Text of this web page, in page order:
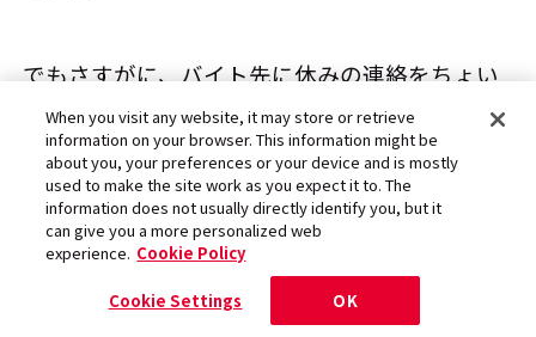
でもさすがに、バイト先に休みの連絡をちょい
ちょい入れるのが、気が引けるじゃないです
か。なので、違うバイトに変えたいんですけど
ね（苦笑）。
When you visit any website, it may store or retrieve
information on your browser. This information might be
about you, your preferences or your device and is mostly
used to make the site work as you expect it to. The
information does not usually directly identify you, but it
can give you a more personalized web
experience. Cookie Policy
Cookie Settings OK